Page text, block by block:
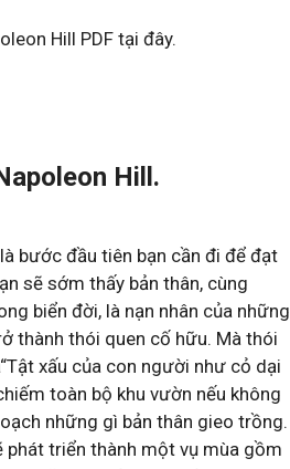
Hill PDF tại đây.
Hill.
bước đầu tiên bạn cần đi để đạt
sẽ sớm thấy bản thân, cùng
biển đời, là nạn nhân của những
thành thói quen cố hữu. Mà thói
xấu của con người như cỏ dại
toàn bộ khu vườn nếu không
những gì bản thân gieo trồng.
triển thành một vụ mùa gồm